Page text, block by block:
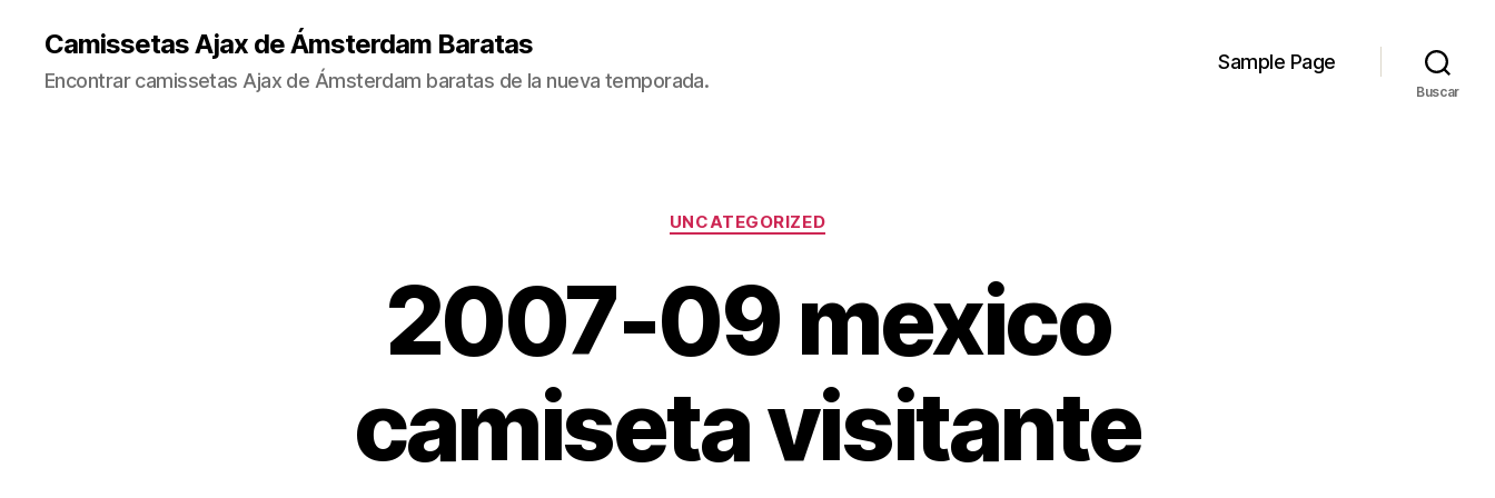
Camissetas Ajax de Ámsterdam Baratas
Encontrar camissetas Ajax de Ámsterdam baratas de la nueva temporada.
Sample Page
Buscar
Categorías
UNCATEGORIZED
2007-09 mexico
camiseta visitante